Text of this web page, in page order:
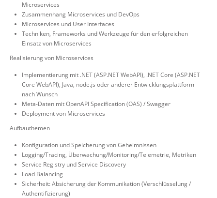
Microservices
Zusammenhang Microservices und DevOps
Microservices und User Interfaces
Techniken, Frameworks und Werkzeuge für den erfolgreichen
Einsatz von Microservices
Realisierung von Microservices
Implementierung mit .NET (ASP.NET WebAPI), .NET Core (ASP.NET
Core WebAPI), Java, node.js oder anderer Entwicklungsplattform
nach Wunsch
Meta-Daten mit OpenAPI Specification (OAS) / Swagger
Deployment von Microservices
Aufbauthemen
Konfiguration und Speicherung von Geheimnissen
Logging/Tracing, Überwachung/Monitoring/Telemetrie, Metriken
Service Registry und Service Discovery
Load Balancing
Sicherheit: Absicherung der Kommunikation (Verschlüsselung /
Authentifizierung)